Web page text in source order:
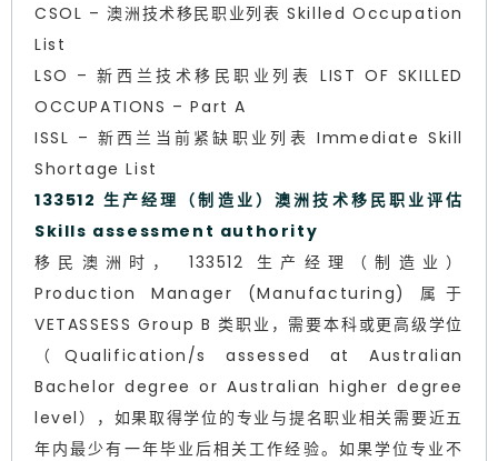
CSOL – 澳洲技术移民职业列表 Skilled Occupation
List
LSO – 新西兰技术移民职业列表 LIST OF SKILLED
OCCUPATIONS – Part A
ISSL – 新西兰当前紧缺职业列表 Immediate Skill
Shortage List
133512 生产经理（制造业）澳洲技术移民职业评估
Skills assessment authority
移民澳洲时， 133512 生产经理（制造业）
Production Manager (Manufacturing) 属于
VETASSESS Group B 类职业，需要本科或更高级学位
（Qualification/s assessed at Australian
Bachelor degree or Australian higher degree
level），如果取得学位的专业与提名职业相关需要近五
年内最少有一年毕业后相关工作经验。如果学位专业不